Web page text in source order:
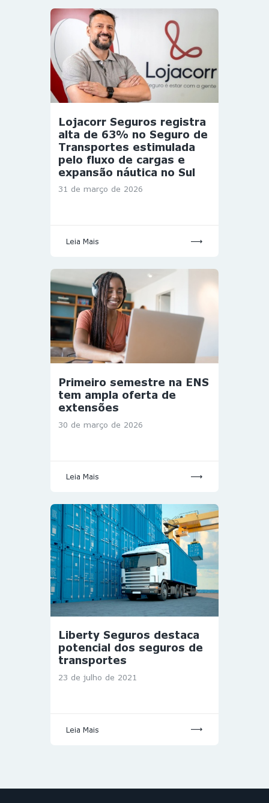
Lojacorr Seguros registra
alta de 63% no Seguro de
Transportes estimulada
pelo fluxo de cargas e
expansão náutica no Sul
31 de março de 2026
Leia Mais
Primeiro semestre na ENS
tem ampla oferta de
extensões
30 de março de 2026
Leia Mais
Liberty Seguros destaca
potencial dos seguros de
transportes
23 de julho de 2021
Leia Mais